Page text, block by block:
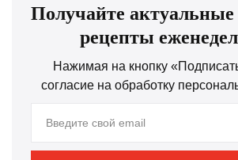
Получайте актуальные
рецепты
Нажимая на кнопку
согласие на обработку